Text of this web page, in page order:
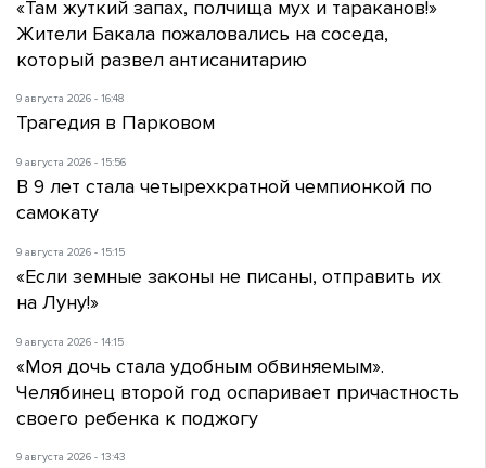
«Там жуткий запах, полчища мух и тараканов!»
Жители Бакала пожаловались на соседа,
который развел антисанитарию
9 августа 2026 - 16:48
Трагедия в Парковом
9 августа 2026 - 15:56
В 9 лет стала четырехкратной чемпионкой по
самокату
9 августа 2026 - 15:15
«Если земные законы не писаны, отправить их
на Луну!»
9 августа 2026 - 14:15
«Моя дочь стала удобным обвиняемым».
Челябинец второй год оспаривает причастность
своего ребенка к поджогу
9 августа 2026 - 13:43